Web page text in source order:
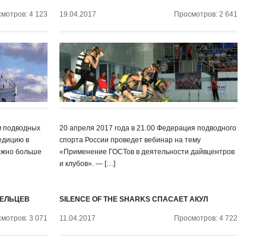
4 123
подводных
в
больше
19.04.2017 Просмотров: 2 641
20 апреля 2017 года в 21.00 Федерация подводного
спорта России проведет вебинар на тему
«Применение ГОСТов в деятельности дайвцентров
и клубов». — […]
3 071
SILENCE OF THE SHARKS СПАСАЕТ АКУЛ
11.04.2017 Просмотров: 4 722